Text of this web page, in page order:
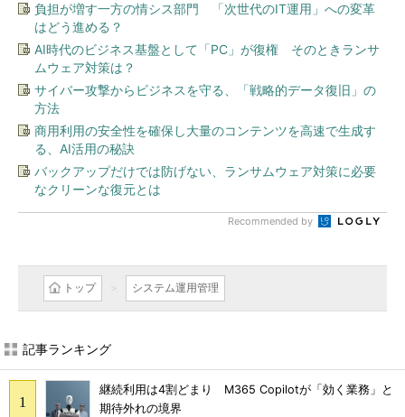
負担が増す一方の情シス部門 「次世代のIT運用」への変革
はどう進める？
AI時代のビジネス基盤として「PC」が復権 そのときランサ
ムウェア対策は？
サイバー攻撃からビジネスを守る、「戦略的データ復旧」の
方法
商用利用の安全性を確保し大量のコンテンツを高速で生成す
る、AI活用の秘訣
バックアップだけでは防げない、ランサムウェア対策に必要
なクリーンな復元とは
Recommended by
トップ システム運用管理
記事ランキング
継続利用は4割どまり M365 Copilotが「効く業務」と
期待外れの境界